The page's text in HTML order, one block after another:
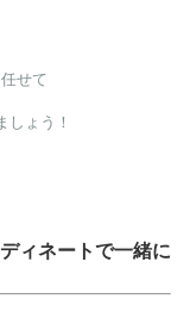
せて
ょう！
ィネートで一緒に